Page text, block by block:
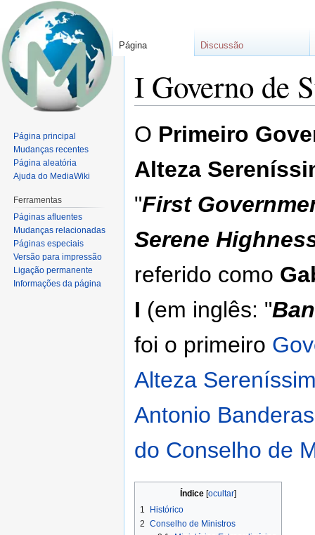
I Governo de
para
para
O Primeiro
Alteza
"First
Serene
referido como
I (em inglês: "
foi o primeiro
Alteza
Antonio Banderas
do Conselho de
Índice
1
Histórico
2
Conselho de Ministros
Página Discussão
Página principal
Mudanças recentes
Página aleatória
Ajuda do MediaWiki
Ferramentas
Páginas afluentes
Mudanças relacionadas
Páginas especiais
Versão para impressão
Ligação permanente
Informações da página